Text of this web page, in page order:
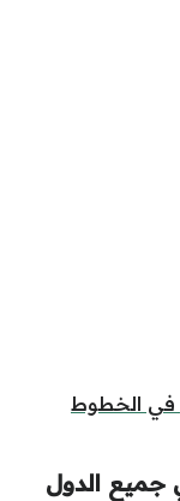
في الخطوط
جميع الدول